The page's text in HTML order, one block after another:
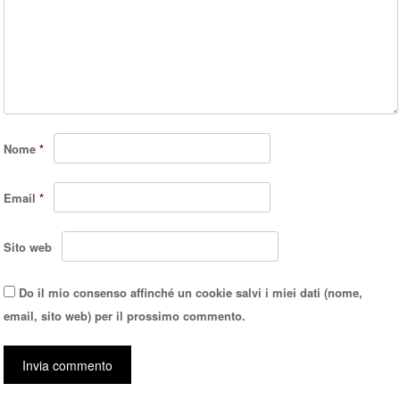
Nome*
Email*
Sito web
Do il mio consenso affinché un cookie salvi i miei dati (nome,
email, sito web) per il prossimo commento.